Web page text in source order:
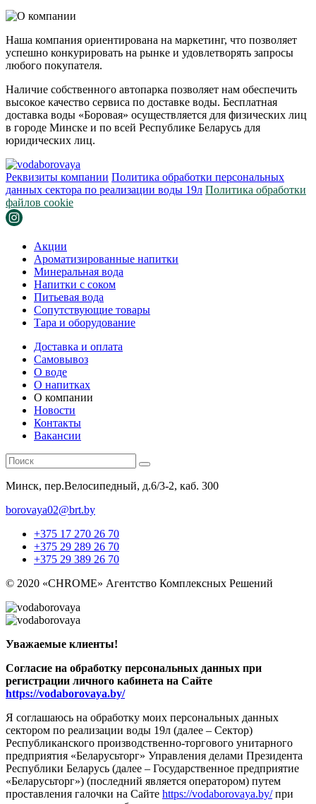
Наша компания ориентирована на маркетинг, что позволяет
успешно конкурировать на рынке и удовлетворять запросы
любого покупателя.
Наличие собственного автопарка позволяет нам обеспечить
высокое качество сервиса по доставке воды. Бесплатная
доставка воды «Боровая» осуществляется для физических лиц
в городе Минске и по всей Республике Беларусь для
юридических лиц.
Реквизиты компании Политика обработки персональных
данных сектора по реализации воды 19л Политика обработки
файлов cookie
Акции
Ароматизированные напитки
Минеральная вода
Напитки с соком
Питьевая вода
Сопутствующие товары
Тара и оборудование
Доставка и оплата
Самовывоз
О воде
О напитках
О компании
Новости
Контакты
Вакансии
Минск, пер.Велосипедный, д.6/3-2, каб. 300
borovaya02@brt.by
+375 17 270 26 70
+375 29 289 26 70
+375 29 389 26 70
© 2020 «CHROME» Агентство Комплексных Решений
Уважаемые клиенты!
Согласие на обработку персональных данных при
регистрации личного кабинета на Сайте
https://vodaborovaya.by/
Я соглашаюсь на обработку моих персональных данных
сектором по реализации воды 19л (далее – Сектор)
Республиканского производственно-торгового унитарного
предприятия «Беларусьторг» Управления делами Президента
Республики Беларусь (далее – Государственное предприятие
«Беларусьторг») (последний является оператором) путем
проставления галочки на Сайте https://vodaborovaya.by/при